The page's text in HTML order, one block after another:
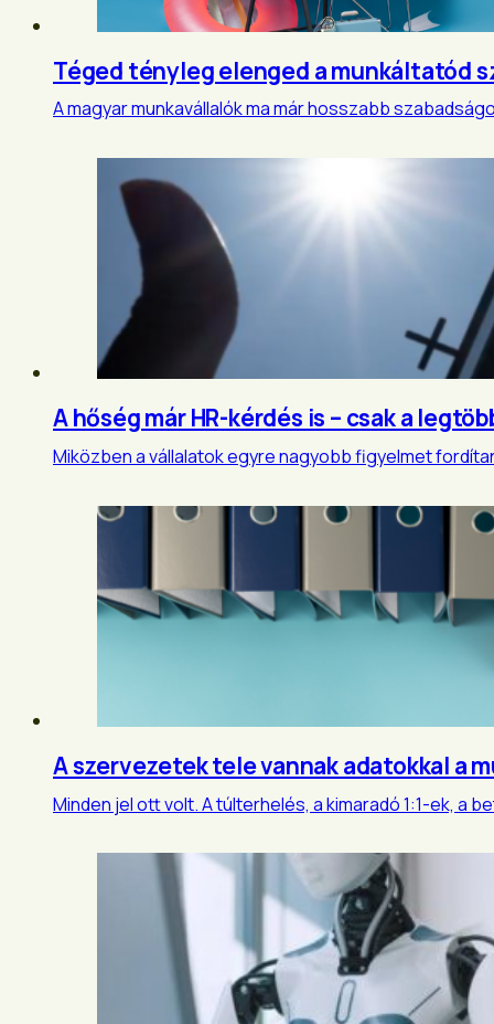
Téged tényleg elenged a munkáltatód
A magyar munkavállalók ma már hosszabb
A hőség már HR-kérdés is – csak a
Miközben a vállalatok egyre nagyobb figyelmet
A szervezetek tele vannak adatokkal a
Minden jel ott volt. A túlterhelés, a kimaradó 1:1-ek, a